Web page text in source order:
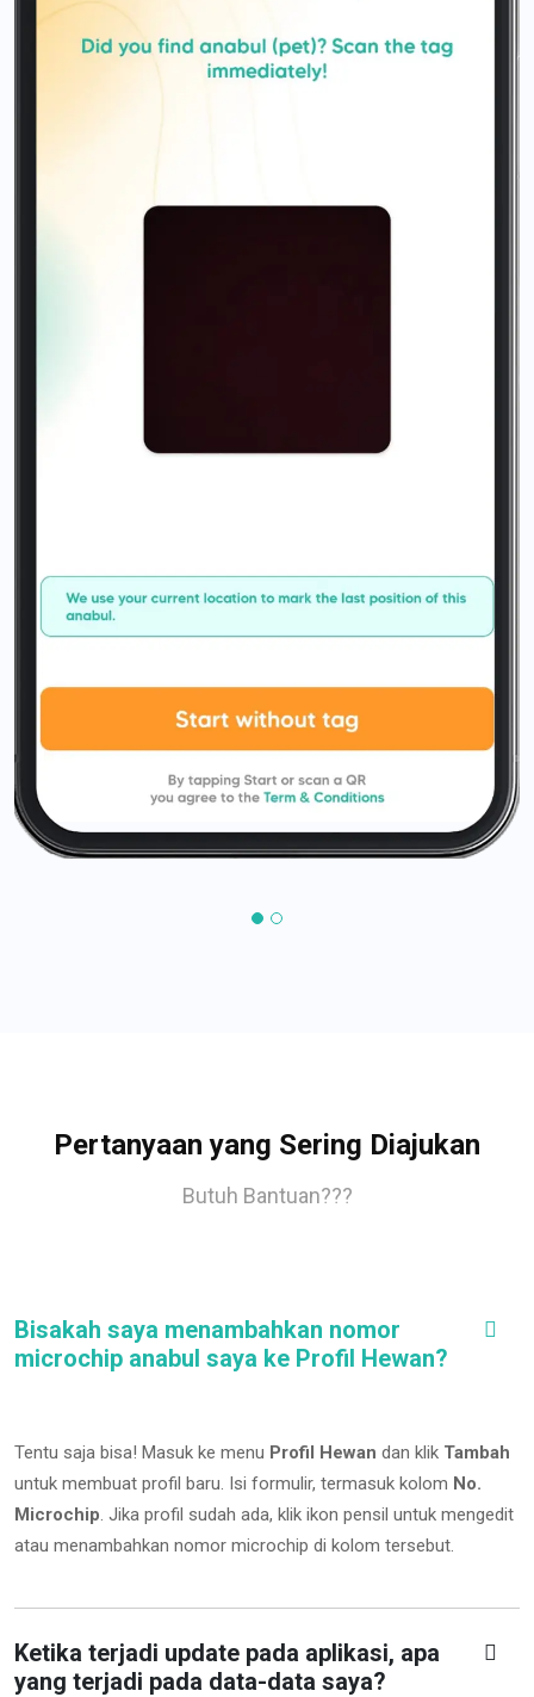
Pertanyaan yang Sering Diajukan
Butuh Bantuan???
Bisakah saya menambahkan nomor
microchip anabul saya ke Profil Hewan?
Tentu saja bisa! Masuk ke menu Profil Hewan dan klik Tambah
untuk membuat profil baru. Isi formulir, termasuk kolom No.
Microchip. Jika profil sudah ada, klik ikon pensil untuk mengedit
atau menambahkan nomor microchip di kolom tersebut.
Ketika terjadi update pada aplikasi, apa
yang terjadi pada data-data saya?